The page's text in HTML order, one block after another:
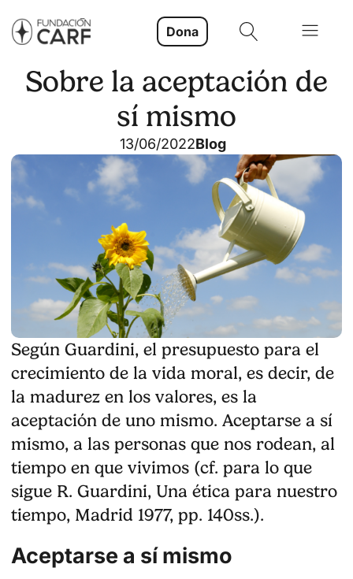
Dona
Sobre la aceptación de
sí mismo
13/06/2022Blog
Según Guardini, el presupuesto para el
crecimiento de la vida moral, es decir, de
la madurez en los valores, es la
aceptación de uno mismo. Aceptarse a sí
mismo, a las personas que nos rodean, al
tiempo en que vivimos (cf. para lo que
sigue R. Guardini, Una ética para nuestro
tiempo, Madrid 1977, pp. 140ss.).
Aceptarse a sí mismo